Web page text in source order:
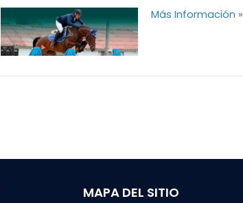
Más Información »
MAPA DEL SITIO